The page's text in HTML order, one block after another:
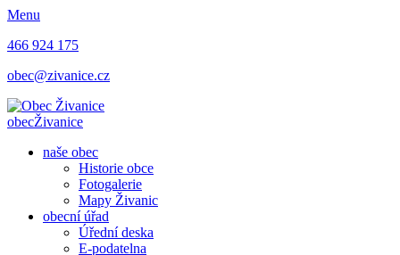
Menu
466 924 175
obec@zivanice.cz
obecŽivanice
naše obec
Historie obce
Fotogalerie
Mapy Živanic
obecní úřad
Úřední deska
E-podatelna